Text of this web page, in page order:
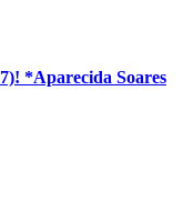
*Aparecida Soares